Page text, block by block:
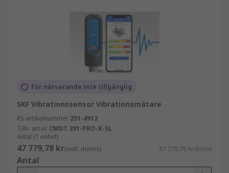
För närvarande inte tillgänglig
SKF Vibrationssensor Vibrationsmätare
RS-artikelnummer 251-4912
Tillv. art.nr CMDT 391-PRO-K-SL
Antal (1 enhet)
47 779,78 kr(exkl. moms) 47 779,78 kr/enhet
Antal